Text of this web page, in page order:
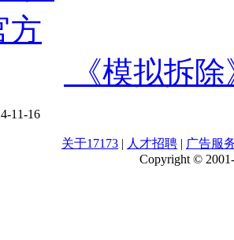
《模拟拆
11-16
关于17173 | 人才招聘 | 广告服
Copyright ©